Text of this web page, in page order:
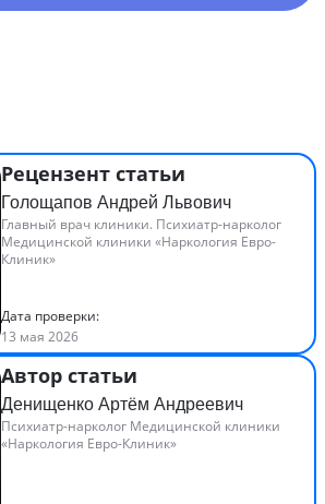
Рецензент статьи
Голощапов Андрей Львович
Главный врач клиники. Психиатр-нарколог
Медицинской клиники «Наркология Евро-
Клиник»
Дата проверки:
13 мая 2026
Автор статьи
Денищенко Артём Андреевич
Психиатр-нарколог Медицинской клиники
«Наркология Евро-Клиник»